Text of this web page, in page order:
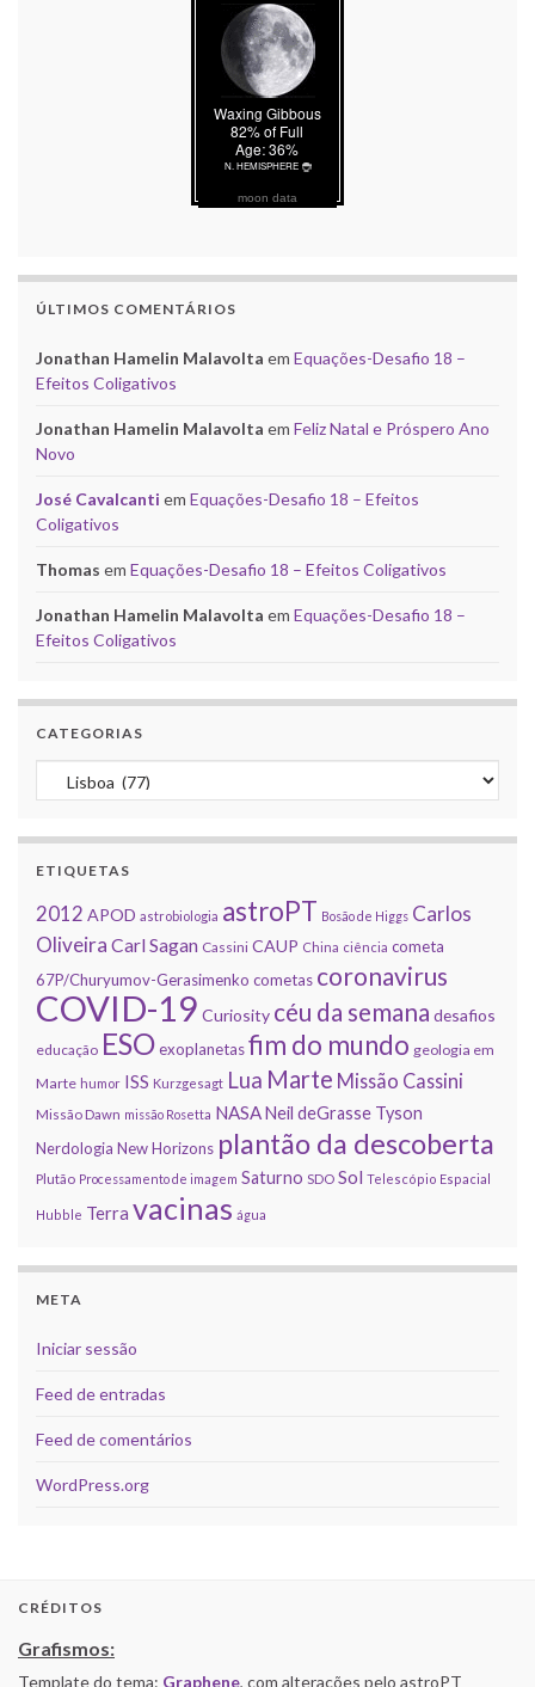
moon data
ÚLTIMOS COMENTÁRIOS
Jonathan Hamelin Malavolta em Equações-Desafio 18 –
Efeitos Coligativos
Jonathan Hamelin Malavolta em Feliz Natal e Próspero Ano
Novo
José Cavalcanti em Equações-Desafio 18 – Efeitos
Coligativos
Thomas em Equações-Desafio 18 – Efeitos Coligativos
Jonathan Hamelin Malavolta em Equações-Desafio 18 –
Efeitos Coligativos
CATEGORIAS
Categorias
ETIQUETAS
2012 APOD astrobiologia astroPT Bosão de Higgs Carlos
Oliveira Carl Sagan Cassini CAUP China ciência cometa
67P/Churyumov-Gerasimenko cometas coronavirus
COVID-19 Curiosity céu da semana desafios
educação ESOexoplanetasfim do mundo geologia em
Marte humor ISS Kurzgesagt Lua Marte Missão Cassini
Missão Dawn missão Rosetta NASANeil deGrasse Tyson
Nerdologia New Horizons plantão da descoberta
Plutão Processamento de imagem Saturno SDO Sol Telescópio Espacial
Hubble Terra vacinas água
META
Iniciar sessão
Feed de entradas
Feed de comentários
WordPress.org
CRÉDITOS
Grafismos:
Template do tema: Graphene, com alterações pelo astroPT